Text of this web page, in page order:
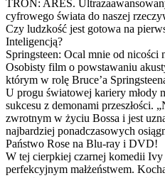
TRON: ARES.
cyfrowego świata do naszej
Czy ludzkość jest gotowa na
Inteligencją?
Springsteen: Ocal mnie od
Osobisty film o powstawaniu
którym w rolę Bruce’a
U progu światowej kariery młody
sukcesu z demonami przeszłości.
zwrotnym w życiu Bossa i jest
najbardziej ponadczasowych
Państwo Rose na Blu-ray i DVD!
W tej cierpkiej czarnej komedii
perfekcyjnym małżeństwem.